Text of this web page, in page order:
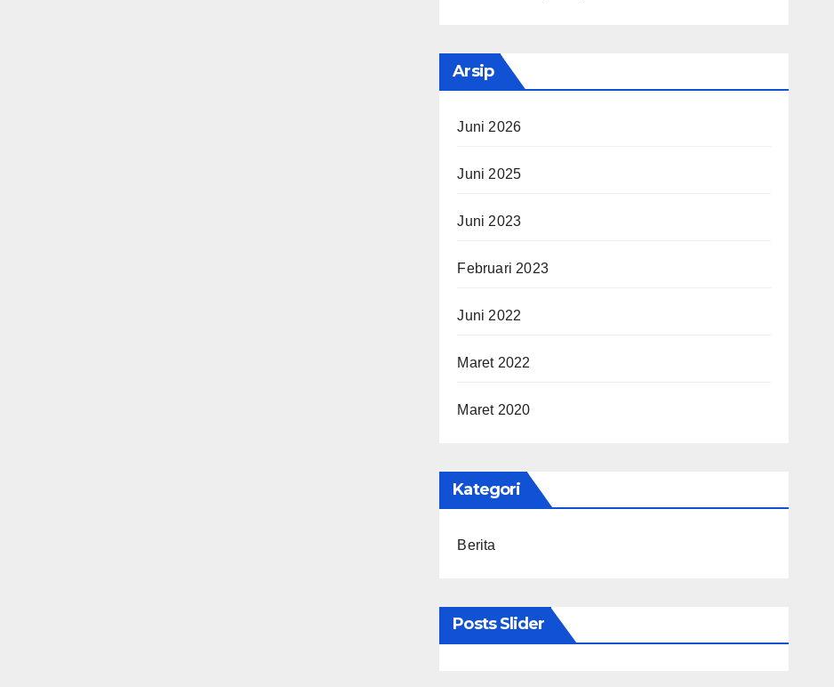
Arsip
Juni 2026
Juni 2025
Juni 2023
Februari 2023
Juni 2022
Maret 2022
Maret 2020
Kategori
Berita
Posts Slider